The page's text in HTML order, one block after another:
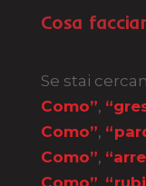
Cosa
Se stai
Como”,
Como”,
Como”,
Como”,